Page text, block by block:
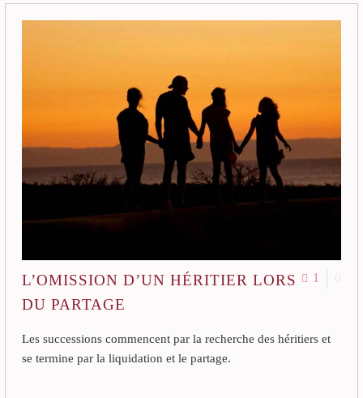
1 0
L’OMISSION D’UN HÉRITIER LORS
DU PARTAGE
Les successions commencent par la recherche des héritiers et
se termine par la liquidation et le partage.